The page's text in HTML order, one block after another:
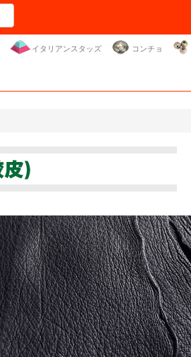
イタリアンスタッズ コンチョ